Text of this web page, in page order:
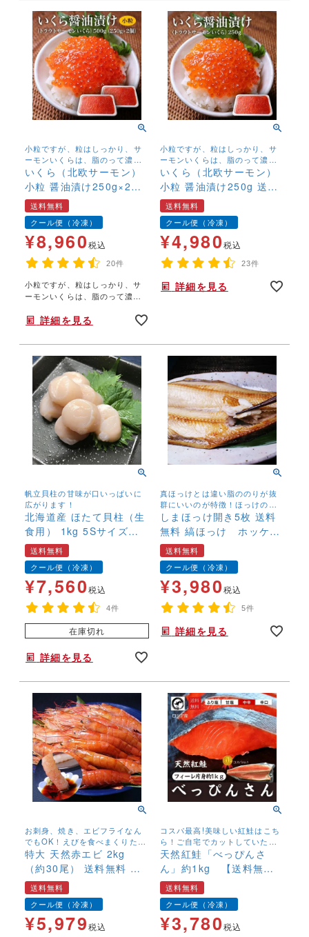
小粒ですが、粒はしっかり、サ
ーモンいくらは、脂のって濃厚
な味わい 北欧サーモンの鮮度抜
群のいくらです
いくら（北欧サーモン）
小粒 醤油漬け250g×2個
(500g) 【送料無料】
送料無料
クール便（冷凍）
¥8,960税込
20件
小粒ですが、粒はしっかり、サ
ーモンいくらは、脂のって濃厚
群のいくらです
詳細を見る
小粒ですが、粒はしっかり、サ
ーモンいくらは、脂のって濃厚
な味わい 北欧サーモンの鮮度抜
群のいくらです
いくら（北欧サーモン）
小粒 醤油漬け250g 送料
無料
送料無料
クール便（冷凍）
¥4,980税込
23件
詳細を見る
帆立貝柱の甘味が口いっぱいに
広がります！
北海道産 ほたて貝柱（生
食用） 1kg 5Sサイズ
帆立 ホタテ お刺身
BBQ【送料無料】
送料無料
クール便（冷凍）
¥7,560税込
4件
在庫切れ
詳細を見る
真ほっけとは違い脂ののりが抜
群にいいのが特徴！ほっけの旨
みを存分に味わえます！
しまほっけ開き5枚 送料
無料 縞ほっけ ホッケ
干物 シマホッケ ほっ
け 朝食 お弁当 焼き
魚 魚 冷凍
送料無料
クール便（冷凍）
¥3,980税込
5件
詳細を見る
お刺身、焼き、エビフライなん
でもOK！えびを食べまくりたい
方へ！
特大 天然赤エビ 2kg
（約30尾） 送料無料 有
頭 えび 赤海老 生食
可 冷凍 バラ凍結
送料無料
クール便（冷凍）
¥5,979税込
コスパ最高!美味しい紅鮭はこち
ら！ご自宅でカットしていただ
くスタイル
天然紅鮭「べっぴんさ
ん」約1kg 【送料無
料】 フィーレ ロシア
産 お徳用 鮭好き コ
スパ鮭 塩鮭 新巻鮭 さけ
サケ しゃけ
送料無料
クール便（冷凍）
¥3,780税込